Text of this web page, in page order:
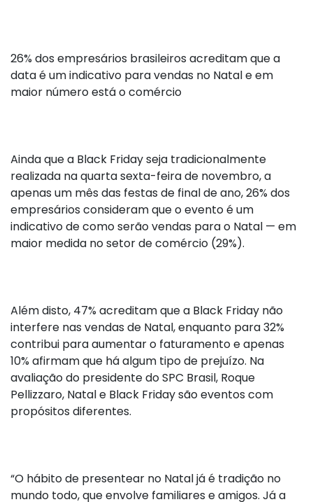
26% dos empresários brasileiros acreditam que a
data é um indicativo para vendas no Natal e em
maior número está o comércio
Ainda que a Black Friday seja tradicionalmente
realizada na quarta sexta-feira de novembro, a
apenas um mês das festas de final de ano, 26% dos
empresários consideram que o evento é um
indicativo de como serão vendas para o Natal — em
maior medida no setor de comércio (29%).
Além disto, 47% acreditam que a Black Friday não
interfere nas vendas de Natal, enquanto para 32%
contribui para aumentar o faturamento e apenas
10% afirmam que há algum tipo de prejuízo. Na
avaliação do presidente do SPC Brasil, Roque
Pellizzaro, Natal e Black Friday são eventos com
propósitos diferentes.
“O hábito de presentear no Natal já é tradição no
mundo todo, que envolve familiares e amigos. Já a